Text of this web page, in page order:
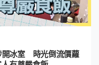
來送給朋友，譬如我家
上揮春給他們，他們覺
，零舍覺得是特別的祝
子Edith便是新派風格，
年家望老師在這裡寫揮
開冰室 時光倒流價蘿